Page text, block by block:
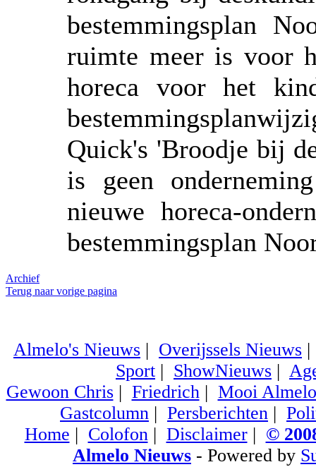
bestemmingsplan
ruimte meer is voor
horeca voor het
Quick's 'Broodje bij
is geen
nieuwe horeca-
bestemmingsplan
Archief
Terug naar vorige pagina
Almelo's Nieuws | Overijssels Nieuws
Sport | ShowNieuws |
Gewoon Chris| Friedrich| Mooi Almelo
Gastcolumn | Persberichten |
Home | Colofon| Disclaimer| ©
Almelo Nieuws - Powered by